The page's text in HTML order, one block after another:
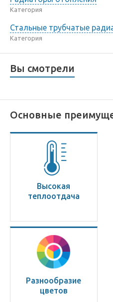
Категория
Стальные трубчатые
Категория
Вы смотрели
Основные
Высокая
теплоотдача
Разнообразие
цветов